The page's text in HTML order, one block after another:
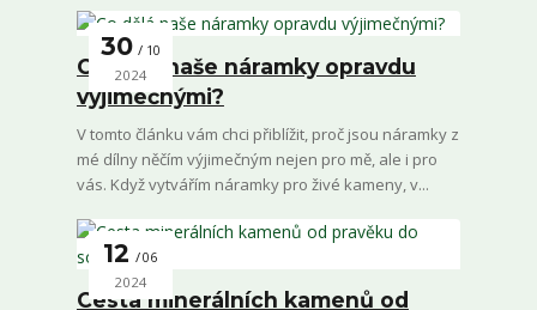
30 10
2024
Co dělá naše náramky opravdu
výjimečnými?
V tomto článku vám chci přiblížit, proč jsou náramky z
mé dílny něčím výjimečným nejen pro mě, ale i pro
vás. Když vytvářím náramky pro živé kameny, v...
12 06
2024
Cesta minerálních kamenů od